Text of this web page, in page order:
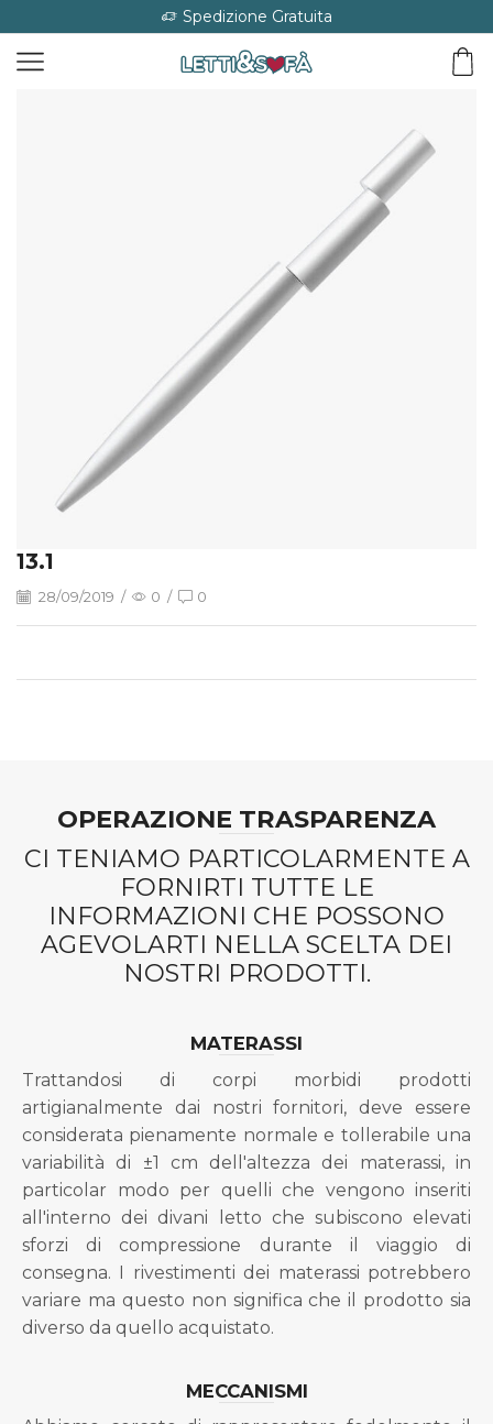
Spedizione Gratuita
13.1
28/09/2019 / 0 / 0
OPERAZIONE TRASPARENZA
CI TENIAMO PARTICOLARMENTE A
FORNIRTI TUTTE LE
INFORMAZIONI CHE POSSONO
AGEVOLARTI NELLA SCELTA DEI
NOSTRI PRODOTTI.
MATERASSI
Trattandosi di corpi morbidi prodotti
artigianalmente dai nostri fornitori, deve essere
considerata pienamente normale e tollerabile una
variabilità di ±1 cm dell'altezza dei materassi, in
particolar modo per quelli che vengono inseriti
all'interno dei divani letto che subiscono elevati
sforzi di compressione durante il viaggio di
consegna. I rivestimenti dei materassi potrebbero
variare ma questo non significa che il prodotto sia
diverso da quello acquistato.
MECCANISMI